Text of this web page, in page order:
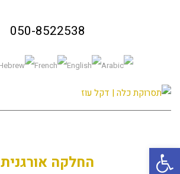
050-8522538
החלקה אורגנית פתח סרגל נגישות